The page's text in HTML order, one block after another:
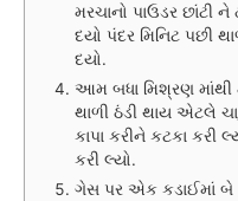
મરચાનો પાઉડર છાંટી
દયો પંદર મિનિટ પછી
દયો.
આમ બધા મિશ્રણ માંથી
થાળી ઠંડી થાય એટલે
કાપા કરીને કટકા
કરી લ્યો.
ગેસ પર એક કડાઈમાં બે